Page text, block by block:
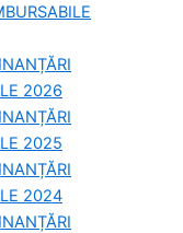
2026
2025
2024